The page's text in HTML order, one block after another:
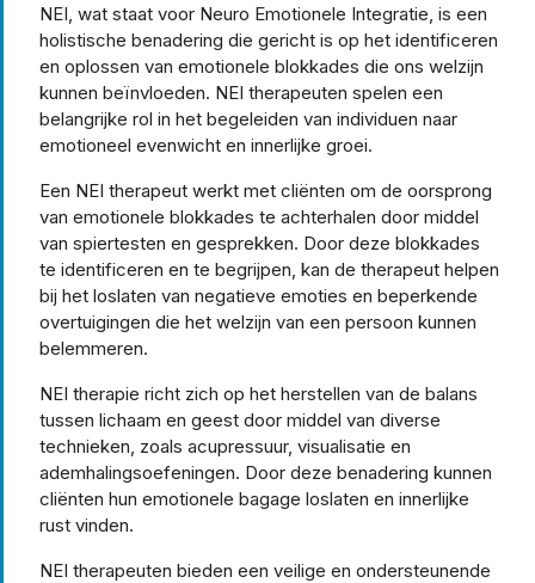
NEI, wat staat voor Neuro Emotionele Integratie, is een
holistische benadering die gericht is op het identificeren
en oplossen van emotionele blokkades die ons welzijn
kunnen beïnvloeden. NEI therapeuten spelen een
belangrijke rol in het begeleiden van individuen naar
emotioneel evenwicht en innerlijke groei.
Een NEI therapeut werkt met cliënten om de oorsprong
van emotionele blokkades te achterhalen door middel
van spiertesten en gesprekken. Door deze blokkades
te identificeren en te begrijpen, kan de therapeut helpen
bij het loslaten van negatieve emoties en beperkende
overtuigingen die het welzijn van een persoon kunnen
belemmeren.
NEI therapie richt zich op het herstellen van de balans
tussen lichaam en geest door middel van diverse
technieken, zoals acupressuur, visualisatie en
ademhalingsoefeningen. Door deze benadering kunnen
cliënten hun emotionele bagage loslaten en innerlijke
rust vinden.
NEI therapeuten bieden een veilige en ondersteunende